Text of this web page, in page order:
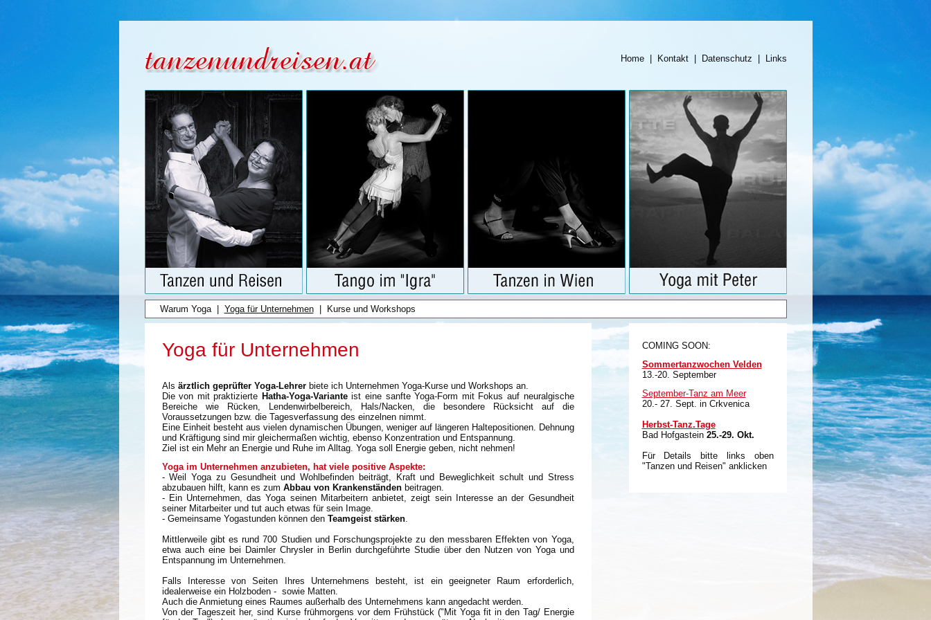
Home| Kontakt| Datenschutz Links
Warum Yoga| Yoga für Unternehmen| Kurse und Workshops
Yoga für Unternehmen
Als ärztlich geprüfter Yoga-Lehrerbiete ich Unternehmen Yoga-Kurse und Workshops an.
Die von mit praktizierte Hatha-Yoga-Varianteist eine sanfte Yoga-Form mit Fokus auf neuralgische
Bereiche wie Rücken, Lendenwirbelbereich, Hals/Nacken, die besondere Rücksicht auf die
Voraussetzungen bzw. die Tagesverfassung des einzelnen nimmt.
Eine Einheit besteht aus vielen dynamischen Übungen, weniger auf längeren Haltepositionen. Dehnung
und Kräftigung sind mir gleichermaßen wichtig, ebenso Konzentration und Entspannung.
Ziel ist ein Mehr an Energie und Ruhe im Alltag. Yoga soll Energie geben, nicht nehmen!
Yoga im Unternehmen anzubieten, hat viele positive Aspekte:
- Weil Yoga zu Gesundheit und Wohlbefinden beiträgt, Kraft und Beweglichkeit schult und Stress
abzubauen hilft, kann es zum Abbau von Krankenständenbeitragen.
- Ein Unternehmen, das Yoga seinen Mitarbeitern anbietet, zeigt sein Interesse an der Gesundheit
seiner Mitarbeiter und tut auch etwas für sein Image.
- Gemeinsame Yogastunden können den Teamgeist stärken.
Mittlerweile gibt es rund 700 Studien und Forschungsprojekte zu den messbaren Effekten von Yoga,
etwa auch eine bei Daimler Chrysler in Berlin durchgeführte Studie über den Nutzen von Yoga und
Entspannung im Unternehmen.
Falls Interesse von Seiten Ihres Unternehmens besteht, ist ein geeigneter Raum erforderlich,
idealerweise ein Holzboden - sowie Matten.
Auch die Anmietung eines Raumes außerhalb des Unternehmens kann angedacht werden.
Von der Tageszeit her, sind Kurse frühmorgens vor dem Frühstück ("Mit Yoga fit in den Tag/ Energie
COMING SOON:
Sommertanzwochen Velden
13.-20. September
September-Tanz am Meer
20.- 27. Sept. in Crkvenica
Herbst-Tanz.Tage
Bad Hofgastein25.-29. Okt.
Für Details bitte links oben
"Tanzen und Reisen" anklicken